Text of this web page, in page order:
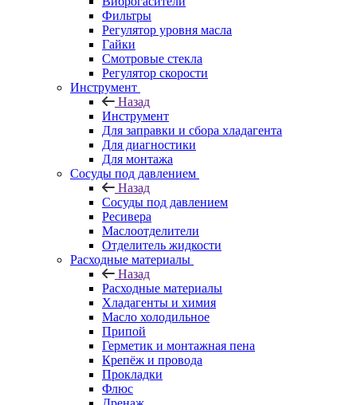
Фильтры
Регулятор уровня масла
Гайки
Смотровые стекла
Регулятор скорости
Инструмент
Назад
Инструмент
Для заправки и сбора хладагента
Для диагностики
Для монтажа
Сосуды под давлением
Назад
Сосуды под давлением
Ресивера
Маслоотделители
Отделитель жидкости
Расходные материалы
Назад
Расходные материалы
Хладагенты и химия
Масло холодильное
Припой
Герметик и монтажная пена
Крепёж и провода
Прокладки
Флюс